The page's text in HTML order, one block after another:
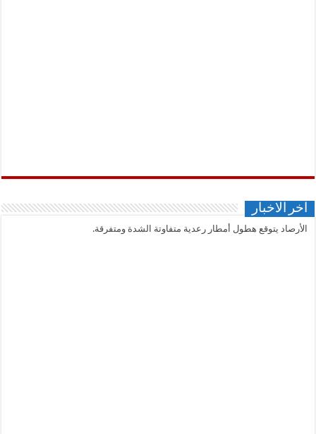
اخر الاخبار
الأرصاد يتوقع هطول أمطار رعدية متفاوتة الشدة ومتفرقة.